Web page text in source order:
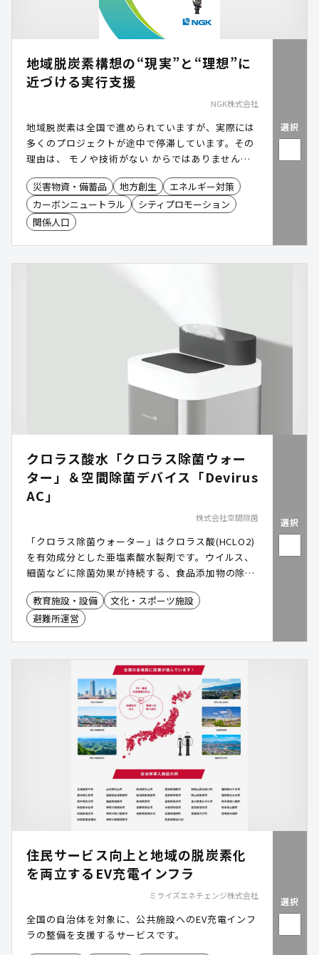
地域脱炭素構想の“現実”と“理想”に
近づける実行支援
NGK株式会社
地域脱炭素は全国で進められていますが、実際には
多くのプロジェクトが途中で停滞しています。その
理由は、 モノや技術がない からではありません。
再エネ設備や蓄電池、VPPなどのモノや技術は既に
存在しています。 一方で、脱炭素を推進する主役で
ある「地域」に事業を設計する人材が不足してい
る、何から着手すればよいかわからない、関係者調
のではなく「 プロジェクトを前へ進める実行力の不
トナー」でいたいと考えてます。
災害物資・備蓄品 地方創生
エネルギー対策
カーボンニュートラル
シティプロモーション
関係人口
選択
クロラス酸水「クロラス除菌ウォー
ター」＆空間除菌デバイス「Devirus
AC」
株式会社空間除菌
「クロラス除菌ウォーター」はクロラス酸(HCLO2)
を有効成分とした亜塩素酸水製剤です。ウイルス、
細菌などに除菌効果が持続する、食品添加物の除
菌・消臭剤です。
教育施設・設備
文化・スポーツ施設
避難所運営
選択
住民サービス向上と地域の脱炭素化
を両立するEV充電インフラ
ミライズエネチェンジ株式会社
全国の自治体を対象に、公共施設へのEV充電インフ
ラの整備を支援するサービスです。
選択